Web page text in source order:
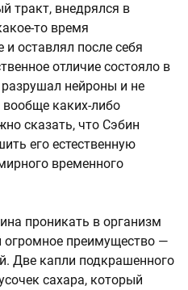
тракт, внедрялся в
то время
оставлял после себя
отличие состояло в
нейроны и не
каких-либо
сказать, что Сэбин
его естественную
временного
проникать в организм
огромное преимущество —
Две капли подкрашенного
сахара, который